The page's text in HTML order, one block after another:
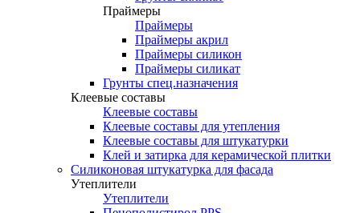
Праймеры
Праймеры
Праймеры акрил
Праймеры силикон
Праймеры силикат
Грунты спец.назначения
Клеевые составы
Клеевые составы
Клеевые составы для утепления
Клеевые составы для штукатурки
Клей и затирка для керамической плитки
Силиконовая штукатурка для фасада
Утеплители
Утеплители